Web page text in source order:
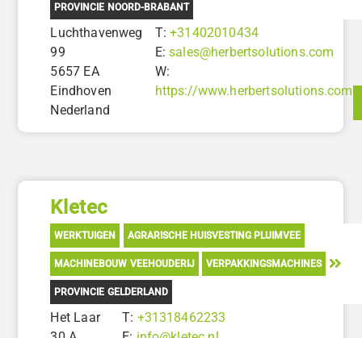
PROVINCIE NOORD-BRABANT
Luchthavenweg
99
5657 EA
Eindhoven
Nederland
T:+31402010434
E:sales@herbertsolutions.com
W:
https://www.herbertsolutions.com
Kletec
WERKTUIGEN AGRARISCHE HUISVESTING PLUIMVEE
MACHINEBOUW VEEHOUDERIJ VERPAKKINGSMACHINES
PROVINCIE GELDERLAND
Het Laar
T: +31318462233